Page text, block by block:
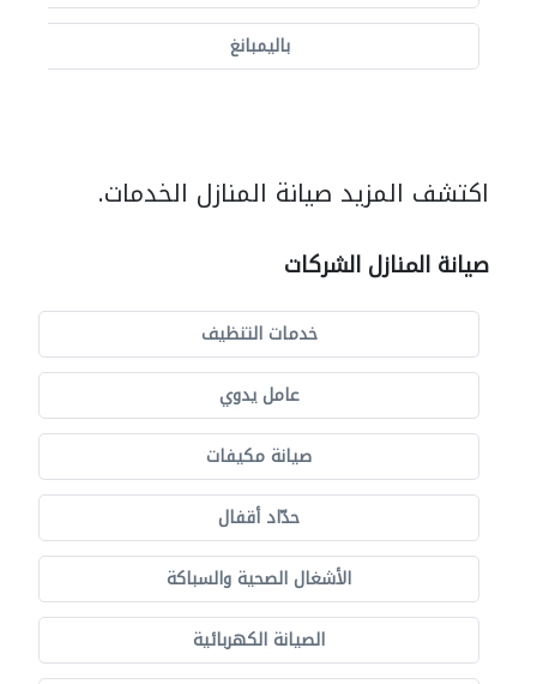
باليمبانغ
اكتشف المزيد صيانة المنازل الخدمات.
صيانة المنازل الشركات
خدمات التنظيف
عامل يدوي
صيانة مكيفات
حدّاد أقفال
الأشغال الصحية والسباكة
الصيانة الكهربائية